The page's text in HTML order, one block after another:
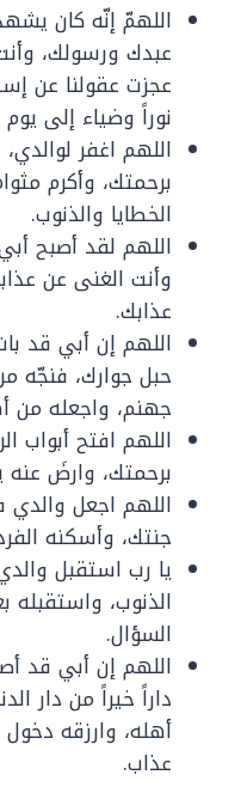
اللهمّ إنّه كان
عبدك ورسولك،
عجزت عقولنا عن
نوراً وضياء إلى
اللهم اغفر
برحمتك، وأكرم
الخطايا والذنوب.
اللهم لقد أصبح
وأنت الغنى عن
عذابك.
اللهم إن أبي قد
حبل جوارك، فنجّه
جهنم، واجعله من
اللهم افتح أبواب
برحمتك، وارضَ عنه
اللهم اجعل والدي
جنتك، وأسكنه
يا رب استقبل
الذنوب، واستقبله
السؤال.
اللهم إن أبي قد
داراً خيراً من دار
أهله، وارزقه
عذاب.